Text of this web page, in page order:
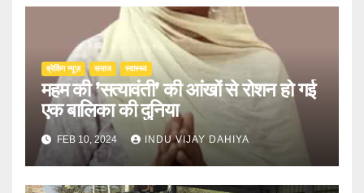
ब्रेकिंग न्यूज़ समाज स्वास्थ्य
महम की ’सत्यावंती’ की आंखों से रोशन हो गई
एक बालिका की दुनिया
FEB 10, 2024 INDU VIJAY DAHIYA